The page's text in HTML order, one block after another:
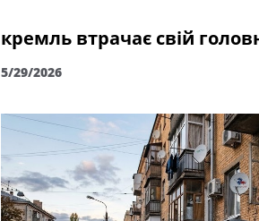
кремль втрачає свій
5/29/2026